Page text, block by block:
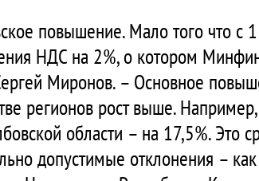
повышение. Мало того что с
НДС на 2%, о котором
Миронов. – Основное
регионов рост выше.
области – на 17,5%. Это
допустимые отклонения –